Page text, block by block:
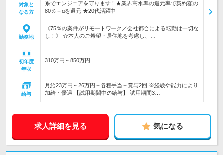
対象と
なる方
系でエンジニアを守ります！★業界高水準の還元率で契約額の
80％＋αを還元 ★20代活躍中
勤務地
《75％の案件がリモートワーク／会社都合による転勤は一切な
し！》 ☆本人のご希望・居住地を考慮し、…
初年度
年収
310万円～850万円
給与
月給23万円～26万円＋各種手当＋賞与2回 ※経験や能力により
加給・優遇 【試用期間中の給与】 試用期間3…
求人詳細を見る 気になる